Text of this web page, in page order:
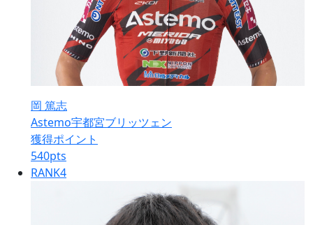
岡 篤志
Astemo宇都宮ブリッツェン
獲得ポイント
540pts
RANK4